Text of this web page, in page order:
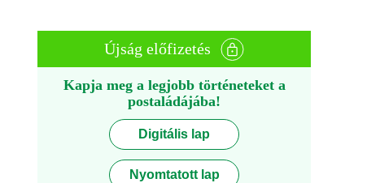
Újság előfizetés
Kapja meg a legjobb történeteket a
postaládájába!
Digitális lap
Nyomtatott lap